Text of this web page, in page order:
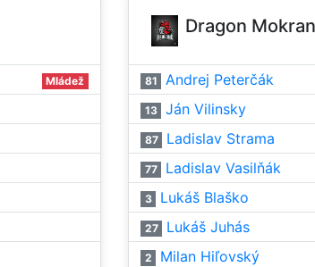
Mládež
Dragon
81 Andrej Peterčák
13 Ján Vilinsky
87 Ladislav Strama
77 Ladislav Vasilňák
3 Lukáš Blaško
27 Lukáš Juhás
2 Milan Hiľovský